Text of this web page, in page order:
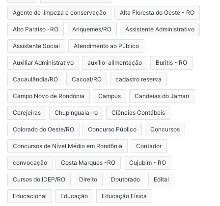
Agente de limpeza e conservação Alta Floresta do Oeste - RO
Alto Paraíso -RO Ariquemes/RO Assistente Administrativo
Assistente Social Atendimento ao Público
Auxiliar Administrativo auxílio-alimentação Buritis - RO
Cacaulândia/RO Cacoal/RO cadastro reserva
Campo Novo de Rondônia Campus Candeias do Jamari
Cerejeiras Chupinguaia-ro Ciências Contábeis
Colorado do Oeste/RO Concurso Público Concursos
Concursos de Nível Médio em Rondônia Contador
convocação Costa Marques -RO Cujubim - RO
Cursos do IDEP/RO Direito Doutorado Edital
Educacional Educação Educação Física